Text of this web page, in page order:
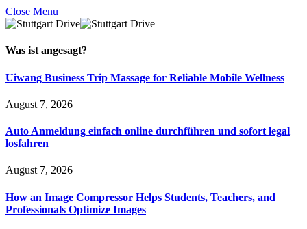
Close Menu
Was ist angesagt?
Uiwang Business Trip Massage for Reliable Mobile Wellness
August 7, 2026
Auto Anmeldung einfach online durchführen und sofort legal
losfahren
August 7, 2026
How an Image Compressor Helps Students, Teachers, and
Professionals Optimize Images